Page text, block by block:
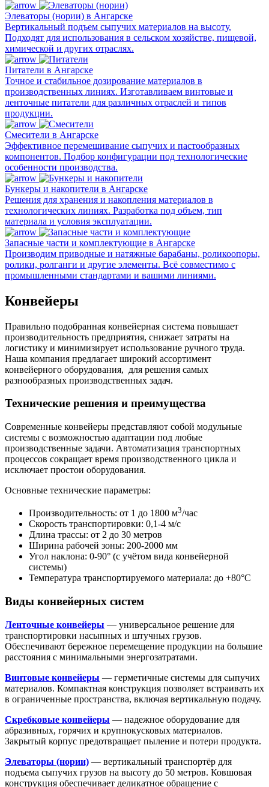
Элеваторы (нории) в Ангарске
Вертикальный подъем сыпучих материалов на высоту.
Подходят для использования в сельском хозяйстве, пищевой,
химической и других отраслях.
Питатели в Ангарске
Точное и стабильное дозирование материалов в
производственных линиях. Изготавливаем винтовые и
ленточные питатели для различных отраслей и типов
продукции.
Смесители в Ангарске
Эффективное перемешивание сыпучих и пастообразных
компонентов. Подбор конфигурации под технологические
особенности производства.
Бункеры и накопители в Ангарске
Решения для хранения и накопления материалов в
технологических линиях. Разработка под объем, тип
материала и условия эксплуатации.
Запасные части и комплектующие в Ангарске
Производим приводные и натяжные барабаны, роликоопоры,
ролики, ролганги и другие элементы. Всё совместимо с
промышленными стандартами и вашими линиями.
Конвейеры
Правильно подобранная конвейерная система повышает
производительность предприятия, снижает затраты на
логистику и минимизирует использование ручного труда.
Наша компания предлагает широкий ассортимент
конвейерного оборудования, для решения самых
разнообразных производственных задач.
Технические решения и преимущества
Современные конвейеры представляют собой модульные
системы с возможностью адаптации под любые
производственные задачи. Автоматизация транспортных
процессов сокращает время производственного цикла и
исключает простои оборудования.
Основные технические параметры:
Производительность: от 1 до 1800 м3/час
Скорость транспортировки: 0,1-4 м/с
Длина трассы: от 2 до 30 метров
Ширина рабочей зоны: 200-2000 мм
Угол наклона: 0-90° (с учётом вида конвейерной
системы)
Температура транспортируемого материала: до +80°С
Виды конвейерных систем
Ленточные конвейеры — универсальное решение для
транспортировки насыпных и штучных грузов.
Обеспечивают бережное перемещение продукции на большие
расстояния с минимальными энергозатратами.
Винтовые конвейеры — герметичные системы для сыпучих
материалов. Компактная конструкция позволяет встраивать их
в ограниченные пространства, включая вертикальную подачу.
Скребковые конвейеры — надежное оборудование для
абразивных, горячих и крупнокусковых материалов.
Закрытый корпус предотвращает пыление и потери продукта.
Элеваторы (нории) — вертикальный транспортёр для
подъема сыпучих грузов на высоту до 50 метров. Ковшовая
конструкция обеспечивает деликатное обращение с